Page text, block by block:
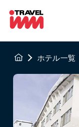
ホテル一覧